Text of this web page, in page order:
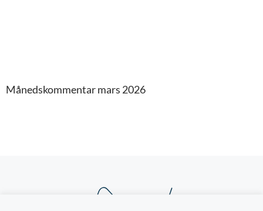
Månedskommentar mars 2026